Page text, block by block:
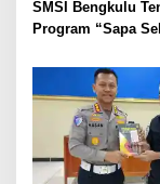
SMSI Bengkulu
Program “Sapa